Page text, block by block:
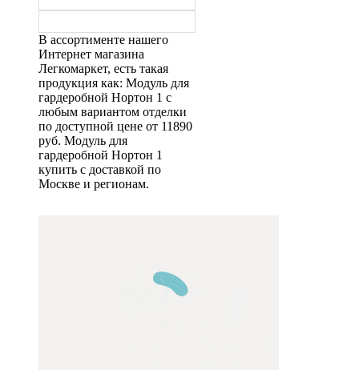
В ассортименте нашего
Интернет магазина
Легкомаркет, есть такая
продукция как: Модуль для
гардеробной Нортон 1 с
любым вариантом отделки
по доступной цене от 11890
руб. Модуль для
гардеробной Нортон 1
купить с доставкой по
Москве и регионам.